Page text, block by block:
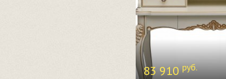
83 910руб.